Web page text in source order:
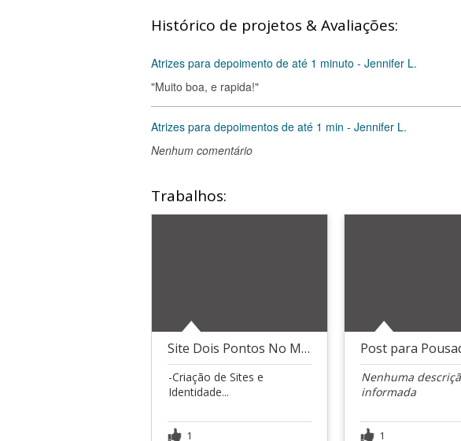
Histórico de projetos & Avaliações:
Atrizes para depoimento de até 1 minuto - Jennifer L.
"Muito boa, e rapida!"
Atrizes para depoimentos de até 1 min - Jennifer L.
Nenhum comentário
Trabalhos:
Site Dois Pontos No Mapa
-Criação de Sites e
Identidade...
1
Post para
Nenhuma
informada
1